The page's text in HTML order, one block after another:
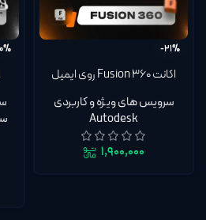
-21%
اکانت 360 Fusion روی ایمیل
سرویس های ویژه و کاربردی
Autodesk
۱,۹۰۰,۰۰۰